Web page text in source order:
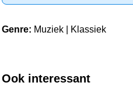
Genre: Muziek | Klassiek
Ook interessant